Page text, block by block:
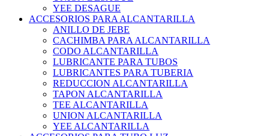
YEE DESAGUE
ACCESORIOS PARA ALCANTARILLA
ANILLO DE JEBE
CACHIMBA PARA ALCANTARILLA
CODO ALCANTARILLA
LUBRICANTE PARA TUBOS
LUBRICANTES PARA TUBERIA
REDUCCION ALCANTARILLA
TAPON ALCANTARILLA
TEE ALCANTARILLA
UNION ALCANTARILLA
YEE ALCANTARILLA